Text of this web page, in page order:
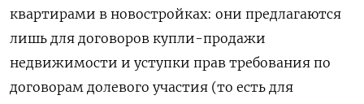
квартирами в новостройках: они предлагаются
лишь для договоров купли-продажи
недвижимости и уступки прав требования по
договорам долевого участия (то есть для